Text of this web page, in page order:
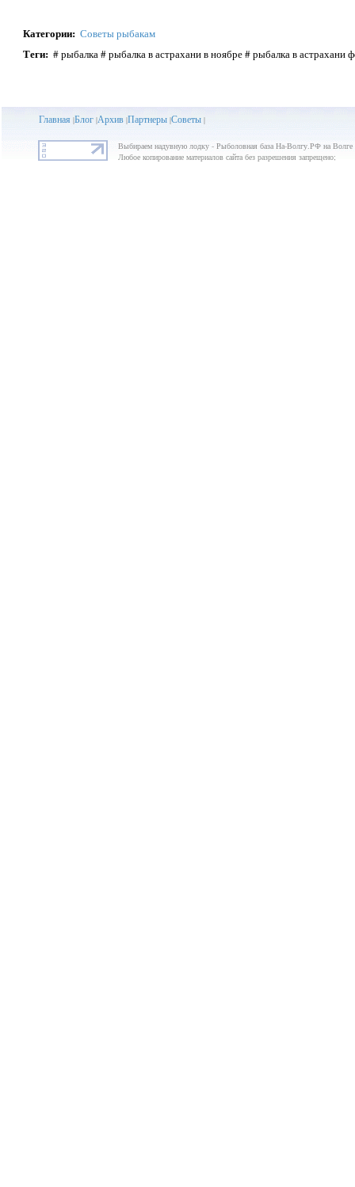
Категории: Советы рыбакам
Теги: # рыбалка # рыбалка в астрахани в ноябре # рыбалка в астрахани
Главная |Блог|Архив|Партнеры|Советы|
Выбираем надувную лодку - Рыболовная база На-Волгу.РФ на Волге
Любое копирование материалов сайта без разрешения запрещено;